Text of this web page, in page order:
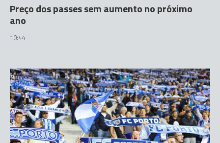
Preço dos passes sem aumento no próximo
ano
10:44